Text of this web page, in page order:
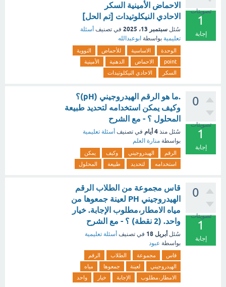
تصويتات
1
إجابة
الاحماض الأمينية السكر
الاحادي النيكلوتيدات [تم الحل]
سُئل سبتمبر 13، 2025 في تصنيف أسئلة
تعليمية بواسطة ابوعبدالله
الوحدة الاساسية للأحماض
النووية
point
الاحماض الدهنية
الأمينية
السكر
الاحادي النيكلوتيدات
0
تصويتات
1
إجابة
.ما هو الرقم الهيدروجيني (pH)؟
وكيف يمكن استخدامه لتحديد طبيعة
المحلول ؟ - مع الشرح
سُئل منذ 4 أيام في تصنيف أسئلة تعليمية
بواسطة منارة العلم
الرقم الهيدروجيني وكيف
يمكن
استخدامه
لتحديد طبيعة المحلول
0
تصويتات
1
إجابة
قاس مجموعة من الطلاب الرقم
الهيدروجيني PH لعينة جمعوها من
مياه الامطار،مطلوب الإجابة. خيار
واحد. (2 نقطة) ؟ - مع الشرح
سُئل أبريل 18 في تصنيف أسئلة تعليمية
بواسطة عبود
قاس مجموعة الطلاب
الرقم
الهيدروجيني
لعينة جمعوها
مياه
الامطار،مطلوب
الإجابة خيار واحد